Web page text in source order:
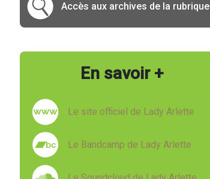
Accès aux archives de la rubrique
En savoir +
Le site officiel de Lady Arlette
Le Bandcamp de Lady Arlette